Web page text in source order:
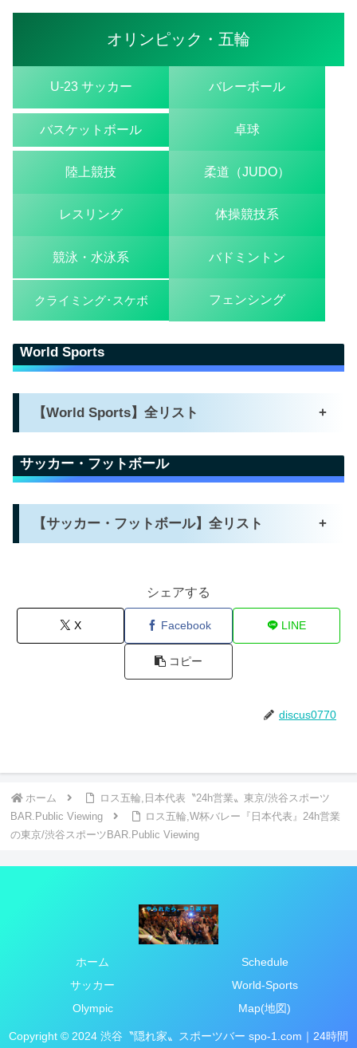
オリンピック・五輪
U-23 サッカー バレーボール
バスケットボール 卓球
陸上競技 柔道（JUDO）
レスリング 体操競技系
競泳・水泳系 バドミントン
クライミング･スケボ フェンシング
World Sports
【World Sports】全リスト +
サッカー・フットボール
【サッカー・フットボール】全リスト +
シェアする
X Facebook LINE
コピー
discus0770
ホーム
ロス五輪,日本代表〝24h営業〟東京/渋谷スポーツ
BAR.Public Viewing
ロス五輪,W杯バレー『日本代表』24h営業
の東京/渋谷スポーツBAR.Public Viewing
ホーム
Schedule
サッカー
World-Sports
Olympic
Map(地図)
Copyright © 2024 渋谷〝隠れ家〟スポーツバー spo-1.com｜24時間